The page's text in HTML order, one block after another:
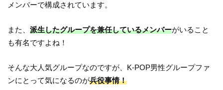
メンバーで構成されています。
また、派生したグループを兼任しているメンバーがいること
も有名ですよね！
そんな大人気グループなのですが、K-POP男性グループファ
ンにとって気になるのが兵役事情！